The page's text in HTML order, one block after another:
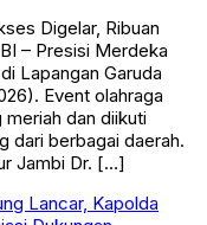
Digelar, Ribuan
– Presisi Merdeka
Lapangan Garuda
Event olahraga
dan diikuti
dari berbagai daerah.
Jambi Dr. […]